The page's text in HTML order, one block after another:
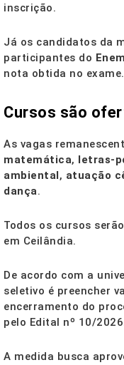
inscrição.
Já os candidatos da
participantes do
nota obtida no exame.
Cursos são
As vagas
matemática, letras-
ambiental, atuação
dança.
Todos os cursos
em Ceilândia.
De acordo com a
seletivo é preencher
encerramento do
pelo Edital nº 10/
A medida busca